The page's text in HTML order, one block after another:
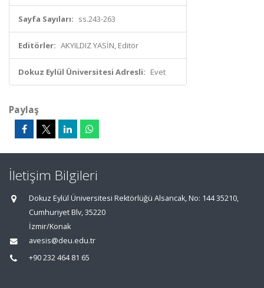
Sayfa Sayıları: ss.243-263
Editörler: AKYILDIZ YASİN, Editör
Dokuz Eylül Üniversitesi Adresli: Evet
Paylaş
İletişim Bilgileri
Dokuz Eylül Üniversitesi Rektörlüğü Alsancak, No: 144 35210,
Cumhuriyet Blv, 35220
İzmir/Konak
avesis@deu.edu.tr
+90 232 464 81 65